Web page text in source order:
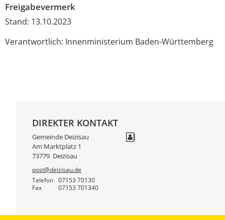
Freigabevermerk
Stand: 13.10.2023
Verantwortlich: Innenministerium Baden-Württemberg
DIREKTER KONTAKT
Gemeinde Deizisau
Am Marktplatz 1
73779 Deizisau
post@deizisau.de
Telefon
07153 70130
Fax 07153 701340